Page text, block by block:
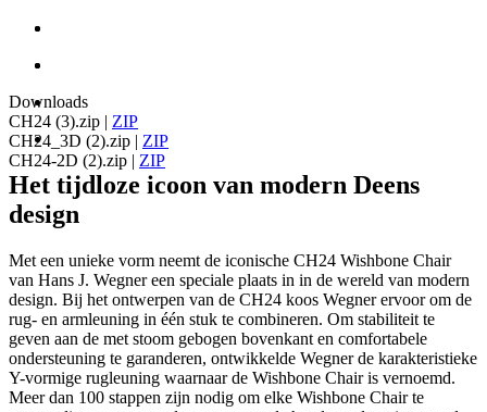
Downloads
CH24 (3).zip | ZIP
CH24_3D (2).zip | ZIP
CH24-2D (2).zip | ZIP
Het tijdloze icoon van modern Deens
design
Met een unieke vorm neemt de iconische CH24 Wishbone Chair
van Hans J. Wegner een speciale plaats in in de wereld van modern
design. Bij het ontwerpen van de CH24 koos Wegner ervoor om de
rug- en armleuning in één stuk te combineren. Om stabiliteit te
geven aan de met stoom gebogen bovenkant en comfortabele
ondersteuning te garanderen, ontwikkelde Wegner de karakteristieke
Y-vormige rugleuning waarnaar de Wishbone Chair is vernoemd.
Meer dan 100 stappen zijn nodig om elke Wishbone Chair te